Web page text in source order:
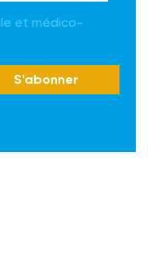
et médico-
S'abonner